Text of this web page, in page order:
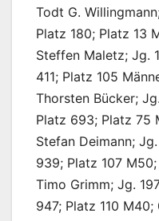
Todt G.
Platz 180; Platz 13
Steffen Maletz; Jg.
411; Platz 105
Thorsten Bücker;
Platz 693; Platz 75
Stefan Deimann;
939; Platz 107 M50;
Timo Grimm; Jg.
947; Platz 110 M40;